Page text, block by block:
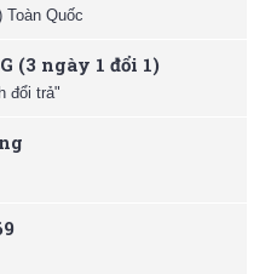
Toàn Quốc
(3 ngày 1 đổi 1)
đổi trả"